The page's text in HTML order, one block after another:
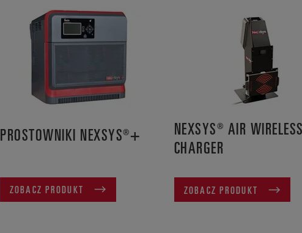
PROSTOWNIKI NEXSYS®+
ZOBACZ PRODUKT
NEXSYS® AIR
CHARGER
ZOBACZ PRODUKT